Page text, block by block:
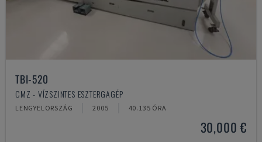
TBI-520
CMZ - VÍZSZINTES ESZTERGAGÉP
LENGYELORSZÁG 2005 40.135 ÓRA
30,000 €